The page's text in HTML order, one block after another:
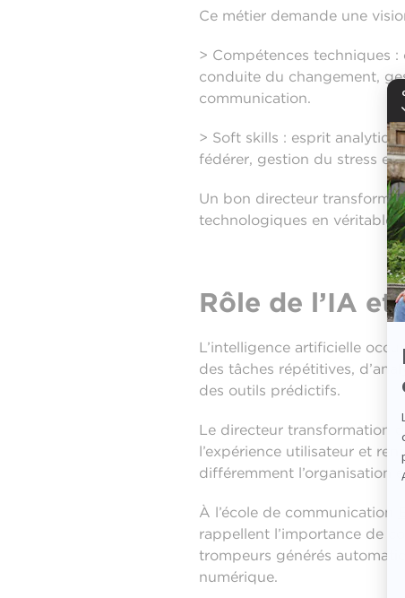
Ce métier demande une
> Compétences techniques
conduite du changement,
communication.
> Soft skills : esprit
fédérer, gestion du stress et
Un bon directeur
technologiques en
Rôle de l’IA
L’intelligence artificielle
des tâches répétitives,
des outils prédictifs.
Le directeur transformation
l’expérience utilisateur et
différemment l’organisation
À l’école de communication
rappellent l’importance de
trompeurs générés
numérique.